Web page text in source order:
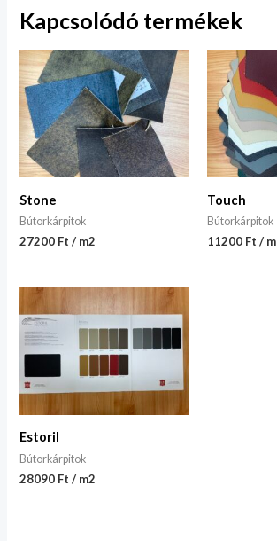
Kapcsolódó termékek
Stone
Bútorkárpitok
27200 Ft / m2
Touch
Bútorkárpitok
11200 Ft / m
Estoril
Bútorkárpitok
28090 Ft / m2